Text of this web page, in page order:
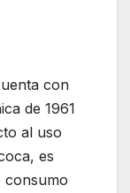
con
de 1961
al uso
es
consumo